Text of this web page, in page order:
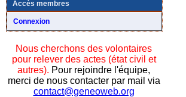
Accès membres
Connexion
Nous cherchons des volontaires
pour relever des actes (état civil et
autres). Pour rejoindre l'équipe,
merci de nous contacter par mail via
contact@geneoweb.org